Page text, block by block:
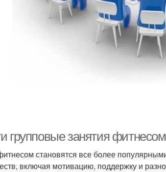
групповые занятия
становятся все более
включая мотивацию, поддержку и